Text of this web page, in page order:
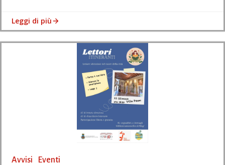
Leggi di più
Avvisi Eventi